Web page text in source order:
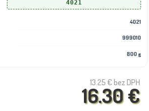
4021
4021
999010
800 g
13.25 € bez DPH
16.30 €